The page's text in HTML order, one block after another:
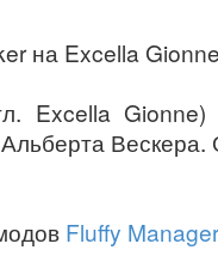
на Excella
Excella
Вескера.
Fluffy